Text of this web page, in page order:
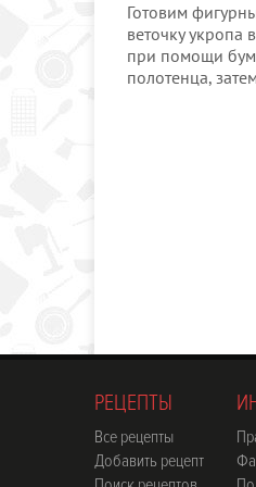
Готовим
веточку
при помощи
полотенца,
РЕЦЕПТЫ
Все рецепты
Добавить рецепт